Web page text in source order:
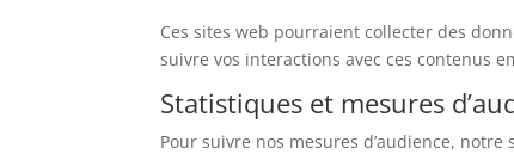
Ces sites web pourraient collecter des
suivre vos interactions avec ces contenus
Statistiques et mesures
Pour suivre nos mesures d’audience, notre